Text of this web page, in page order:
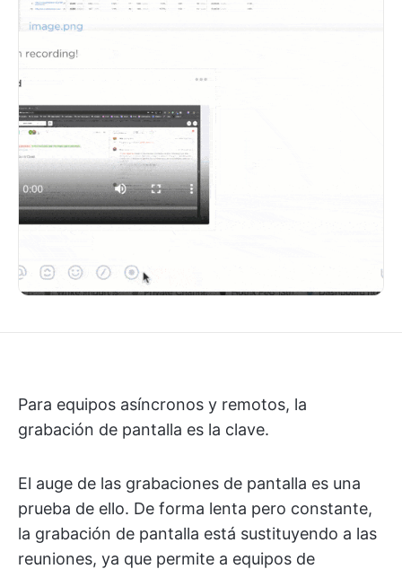
Para equipos asíncronos y remotos, la
grabación de pantalla es la clave.
El auge de las grabaciones de pantalla es una
prueba de ello. De forma lenta pero constante,
la grabación de pantalla está sustituyendo a las
reuniones, ya que permite a equipos de